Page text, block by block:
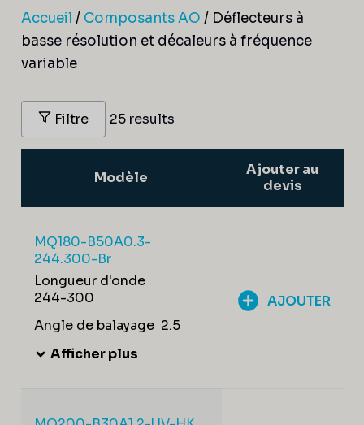
Accueil / Composants AO / Déflecteurs à
basse résolution et décaleurs à fréquence
variable
Filtre 25 results
Modèle
Ajouter au
devis
MQ180-B50A0.3-
244.300-Br
Longueur d'onde
244-300
Angle de balayage 2.5
Afficher plus
AJOUTER